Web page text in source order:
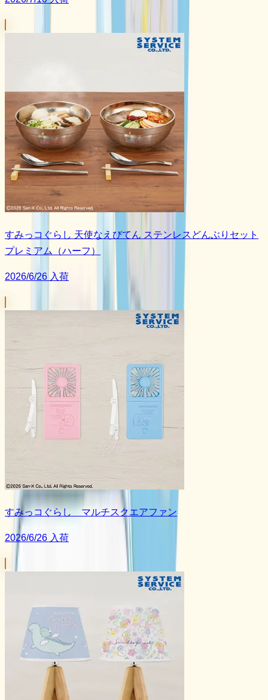
すみっコぐらし 天使なえびてん ステンレスどんぶりセット
プレミアム（ハーフ）
2026/6/26 入荷
すみっコぐらし マルチスクエアファン
2026/6/26 入荷